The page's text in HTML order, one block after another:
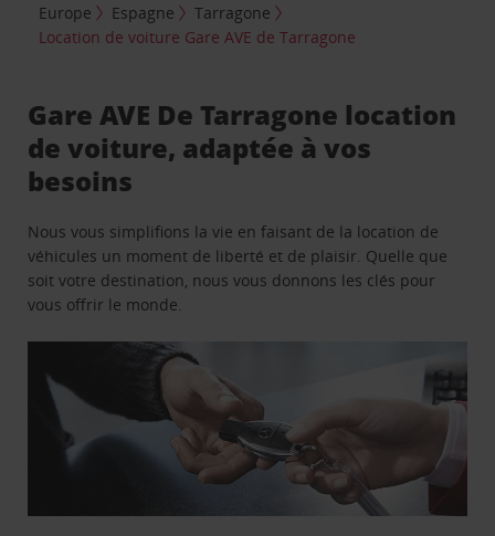
Europe
Espagne
Tarragone
Location de voiture Gare AVE de Tarragone
Gare AVE De Tarragone location
de voiture, adaptée à vos
besoins
Nous vous simplifions la vie en faisant de la location de
véhicules un moment de liberté et de plaisir. Quelle que
soit votre destination, nous vous donnons les clés pour
vous offrir le monde.